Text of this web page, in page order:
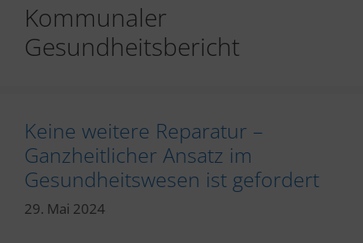
Kommunaler
Gesundheitsbericht
Keine weitere Reparatur –
Ganzheitlicher Ansatz im
Gesundheitswesen ist gefordert
29. Mai 2024